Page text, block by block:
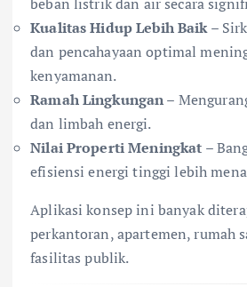
beban listrik dan air secara
Kualitas Hidup Lebih Baik–
dan pencahayaan optimal
kenyamanan.
Ramah Lingkungan–
dan limbah energi.
Nilai Properti Meningkat –
efisiensi energi tinggi lebih
Aplikasi konsep ini banyak
perkantoran, apartemen, rumah
fasilitas publik.